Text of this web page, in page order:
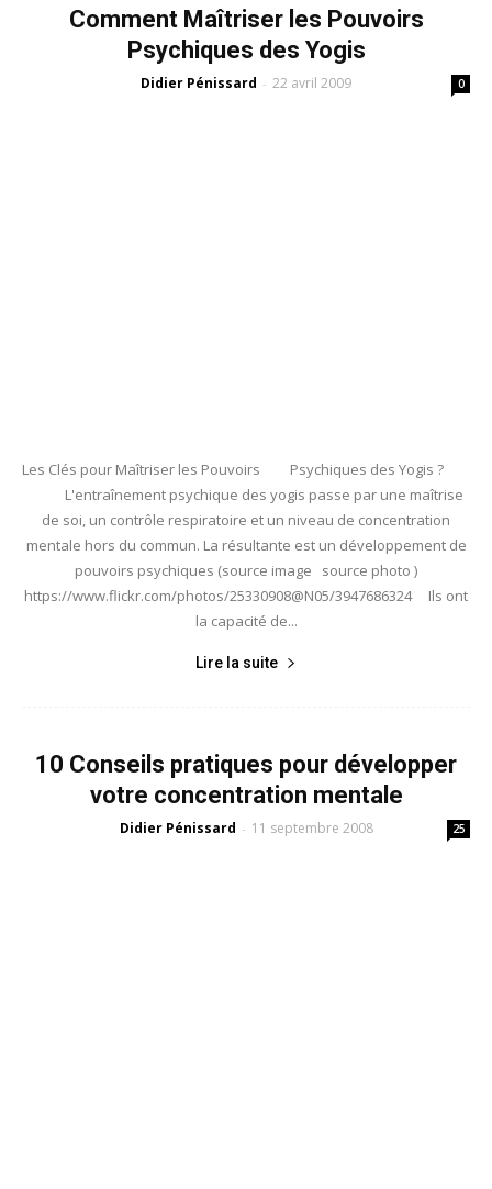
Comment Maîtriser les Pouvoirs
Psychiques des Yogis
Didier Pénissard - 22 avril 2009 0
Les Clés pour Maîtriser les Pouvoirs Psychiques des Yogis ?
L'entraînement psychique des yogis passe par une maîtrise
de soi, un contrôle respiratoire et un niveau de concentration
mentale hors du commun. La résultante est un développement de
pouvoirs psychiques (source image source photo )
https://www.flickr.com/photos/25330908@N05/3947686324 Ils ont
la capacité de...
Lire la suite
10 Conseils pratiques pour développer
votre concentration mentale
Didier Pénissard - 11 septembre 2008 25